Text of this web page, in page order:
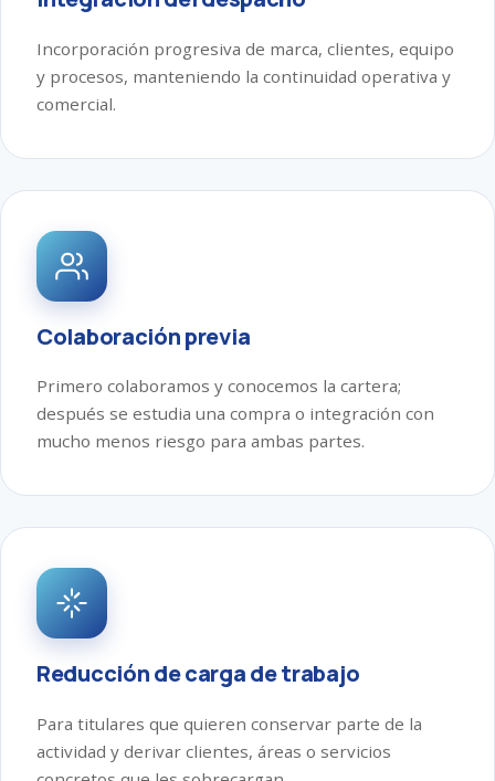
Incorporación progresiva de marca, clientes, equipo
y procesos, manteniendo la continuidad operativa y
comercial.
Colaboración previa
Primero colaboramos y conocemos la cartera;
después se estudia una compra o integración con
mucho menos riesgo para ambas partes.
Reducción de carga de trabajo
Para titulares que quieren conservar parte de la
actividad y derivar clientes, áreas o servicios